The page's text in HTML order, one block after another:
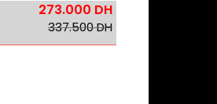
273.000 DH
337.500 DH